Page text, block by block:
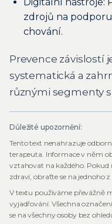
Digitální nástroje:
zdrojů na
chování.
Prevence závislostí
systematická a
různými segmenty
Důležité upozornění:
Tento text nenahrazuje
terapeuta. Informace v něm
vztahovat na každého. Pokud
zdraví, obraťte se na jednoho
V textu používáme převážně
vyjadřování. Všechna
se na všechny osoby bez